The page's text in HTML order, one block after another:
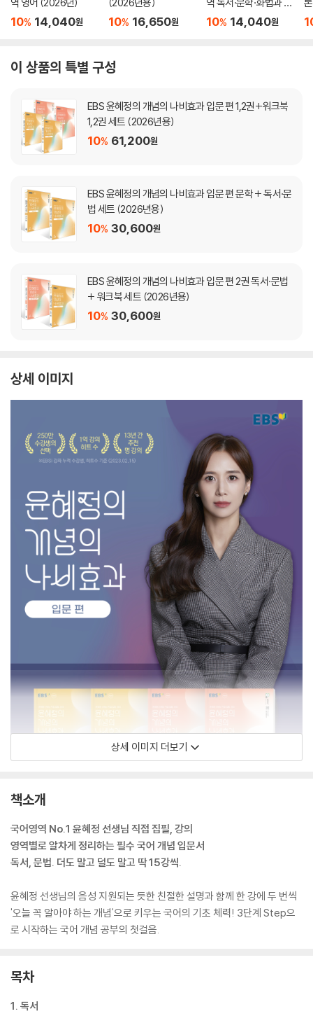
10% 14,040원 10% 16,650원
문 (2026년)
10% 14,040원
(
이 상품의 특별 구성
EBS 윤혜정의 개념의 나비효과 입문 편 1,2권+워크북
1,2권 세트 (2026년용)
10% 61,200원
EBS 윤혜정의 개념의 나비효과 입문 편 문학 + 독서·문
법 세트 (2026년용)
10% 30,600원
EBS 윤혜정의 개념의 나비효과 입문 편 2권 독서·문법
+ 워크북 세트 (2026년용)
10% 30,600원
상세 이미지
상세 이미지 더보기
책소개
국어영역 No.1 윤혜정 선생님 직접 집필, 강의
영역별로 알차게 정리하는 필수 국어 개념 입문서
독서, 문법. 더도 말고 덜도 말고 딱 15강씩.
윤혜정 선생님의 음성 지원되는 듯한 친절한 설명과 함께 한 강에 두 번씩
'오늘 꼭 알아야 하는 개념'으로 키우는 국어의 기초 체력! 3단계 Step으
로 시작하는 국어 개념 공부의 첫걸음.
목차
1. 독서